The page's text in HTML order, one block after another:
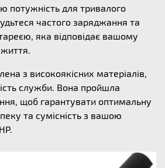
потужність для тривалого
частого заряджання та
яка відповідає вашому
з високоякісних матеріалів,
служби. Вона пройшла
щоб гарантувати оптимальну
та сумісність з вашою